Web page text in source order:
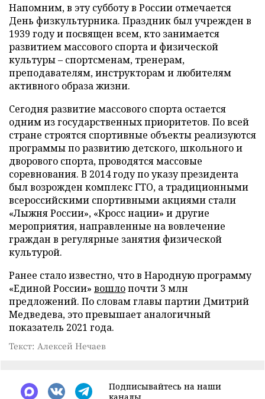
Напомним, в эту субботу в России отмечается
День физкультурника. Праздник был учрежден в
1939 году и посвящен всем, кто занимается
развитием массового спорта и физической
культуры – спортсменам, тренерам,
преподавателям, инструкторам и любителям
активного образа жизни.
Сегодня развитие массового спорта остается
одним из государственных приоритетов. По всей
стране строятся спортивные объекты реализуются
программы по развитию детского, школьного и
дворового спорта, проводятся массовые
соревнования. В 2014 году по указу президента
был возрожден комплекс ГТО, а традиционными
всероссийскими спортивными акциями стали
«Лыжня России», «Кросс нации» и другие
мероприятия, направленные на вовлечение
граждан в регулярные занятия физической
культурой.
Ранее стало известно, что в Народную программу
«Единой России» вошлопочти 3 млн
предложений. По словам главы партии Дмитрий
Медведева, это превышает аналогичный
показатель 2021 года.
Текст: Алексей Нечаев
Подписывайтесь на наши